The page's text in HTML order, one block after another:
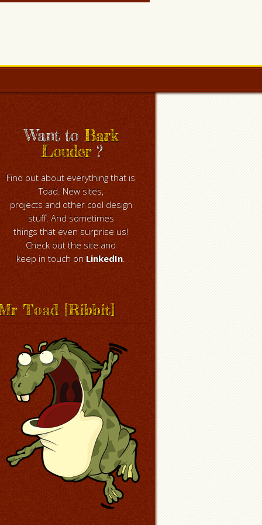
Want toBark
Louder?
Find out about everything that is
Toad. New sites,
projects and other cool design
stuff. And sometimes
things that even surprise us!
Check out the site and
keep in touch on LinkedIn.
Toad [Ribbit]